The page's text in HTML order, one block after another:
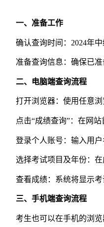
一、准备工作
确认查询时间：2024年中
准备查询信息：确保已准
二、电脑端查询流程
打开浏览器：使用任意浏览
点击“成绩查询”：在网站
登录个人账号：输入用户
选择考试项目及年份：在成
查看成绩：系统将显示考
三、手机端查询流程
考生也可以在手机的浏览器